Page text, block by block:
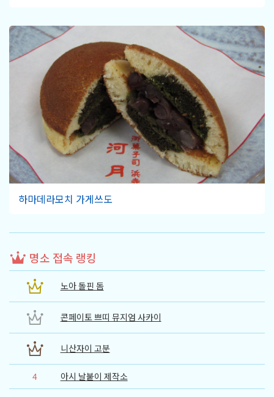
하마데라모치 가게쓰도
명소 접속 랭킹
노아 돌핀 돔
콘페이토 쁘띠 뮤지엄 사카이
니산자이 고분
4
아시 날붙이 제작소